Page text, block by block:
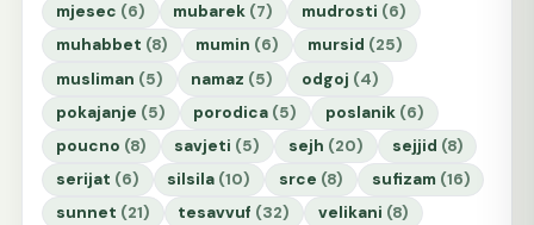
mjesec (6) mubarek (7) mudrosti (6)
muhabbet (8) mumin (6) mursid (25)
musliman (5) namaz (5) odgoj (4)
pokajanje (5) porodica (5) poslanik (6)
poucno (8) savjeti (5) sejh (20) sejjid (8)
serijat (6) silsila (10) srce (8) sufizam (16)
sunnet (21) tesavvuf (32) velikani (8)